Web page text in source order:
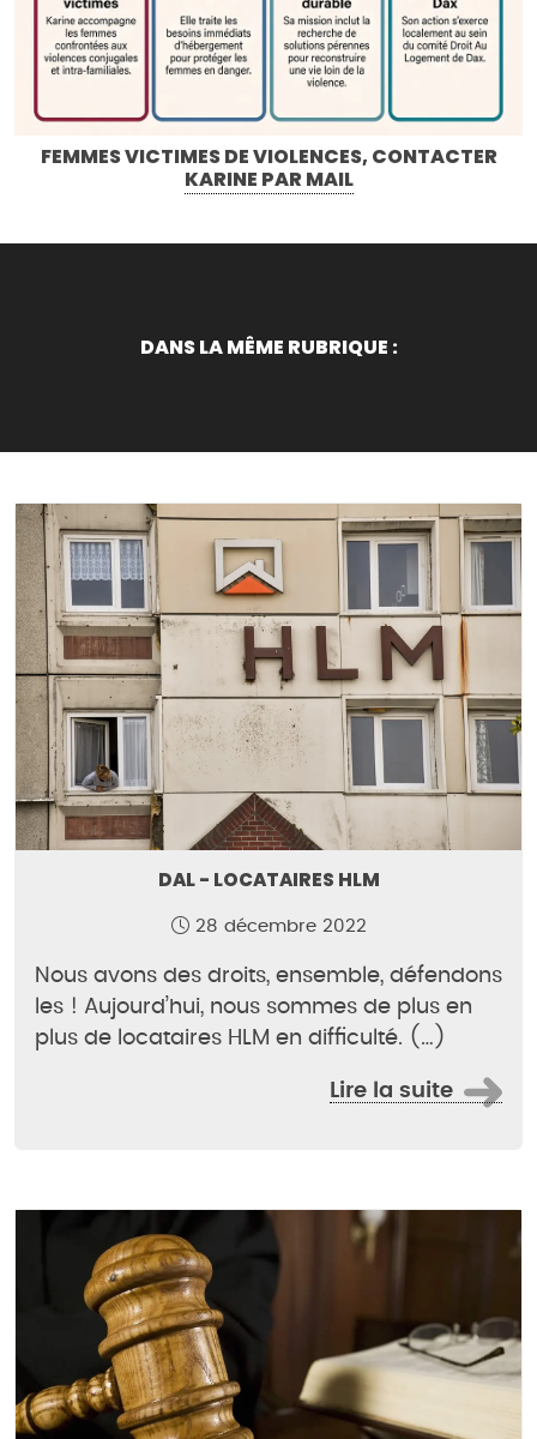
FEMMES VICTIMES DE VIOLENCES, CONTACTER
KARINE PAR MAIL
DANS LA MÊME RUBRIQUE :
DAL - LOCATAIRES HLM
28 décembre 2022
Nous avons des droits, ensemble, défendons
les ! Aujourd’hui, nous sommes de plus en
plus de locataires HLM en difficulté. (…)
Lire la suite